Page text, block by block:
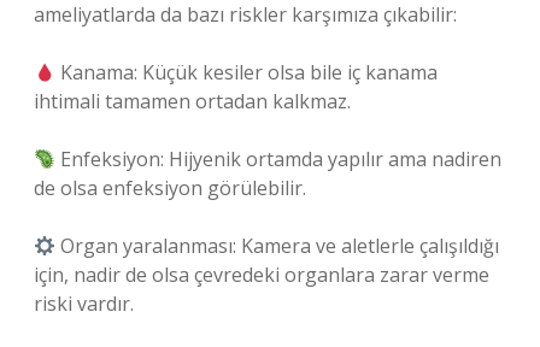
ameliyatlarda da bazı riskler karşımıza çıkabilir:
Kanama: Küçük kesiler olsa bile iç kanama
ihtimali tamamen ortadan kalkmaz.
Enfeksiyon: Hijyenik ortamda yapılır ama nadiren
de olsa enfeksiyon görülebilir.
Organ yaralanması: Kamera ve aletlerle çalışıldığı
için, nadir de olsa çevredeki organlara zarar verme
riski vardır.